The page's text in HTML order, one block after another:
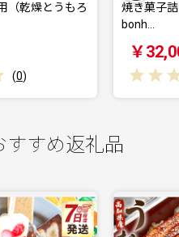
（乾燥とうもろ
(0)
焼き菓子
bonh…
￥
すすめ返礼品